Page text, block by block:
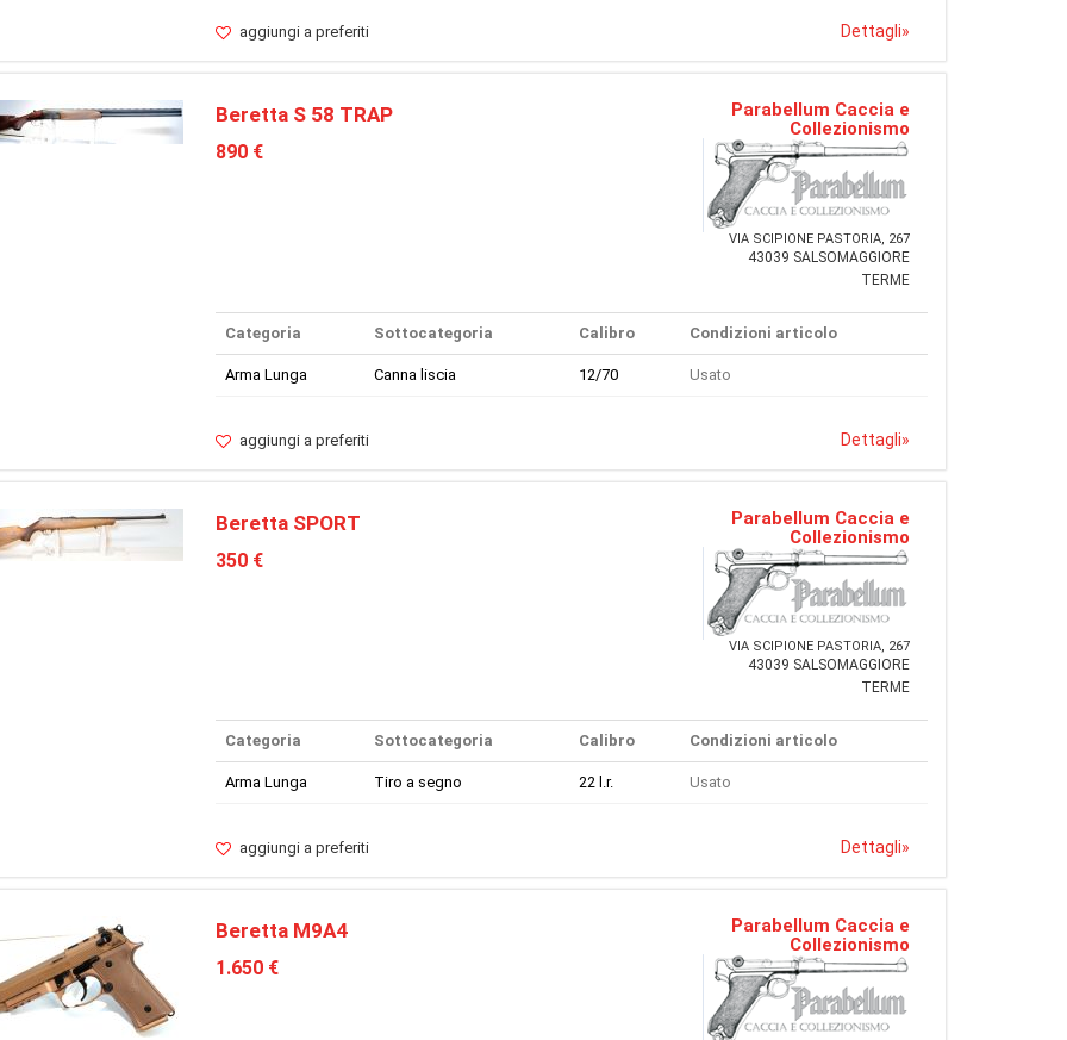
aggiungi a preferiti Dettagli»
Beretta S 58 TRAP
890 €
Parabellum Caccia e
Collezionismo
VIA SCIPIONE PASTORIA, 267
43039 SALSOMAGGIORE
TERME
Categoria Sottocategoria Calibro Condizioni articolo
Arma Lunga Canna liscia 12/70 Usato
aggiungi a preferiti Dettagli»
Beretta SPORT
350 €
Parabellum Caccia e
Collezionismo
VIA SCIPIONE PASTORIA, 267
43039 SALSOMAGGIORE
TERME
Categoria Sottocategoria Calibro Condizioni articolo
Arma Lunga Tiro a segno 22 l.r. Usato
aggiungi a preferiti Dettagli»
Beretta M9A4
1.650 €
Parabellum Caccia e
Collezionismo